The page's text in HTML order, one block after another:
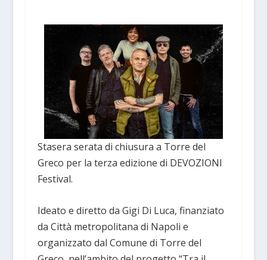
Stasera serata di chiusura a Torre del
Greco per la terza edizione di DEVOZIONI
Festival.
Ideato e diretto da Gigi Di Luca, finanziato
da Città metropolitana di Napoli e
organizzato dal Comune di Torre del